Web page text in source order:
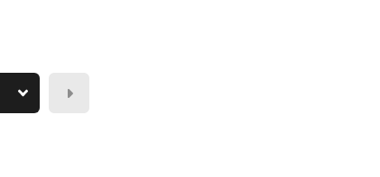
Demain